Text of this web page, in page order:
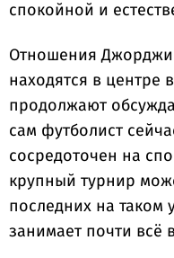
спокойной и
Отношения
находятся в
продолжают
сам футболист
сосредоточен на
крупный турнир
последних на таком
занимает почти всё